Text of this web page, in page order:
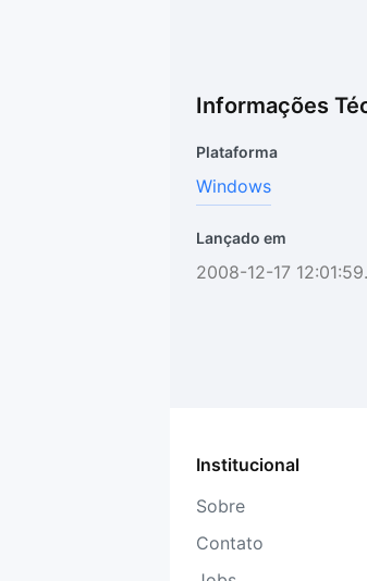
Informações
Plataforma
Windows
Lançado em
2008-12-17
Institucional
Sobre
Contato